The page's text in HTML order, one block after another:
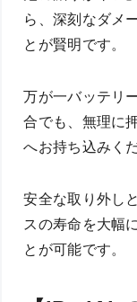
ら、深刻なダメ
とが賢明です。
万が一バッテリ
合でも、無理に
へお持ち込みく
安全な取り外し
スの寿命を大幅
とが可能です。